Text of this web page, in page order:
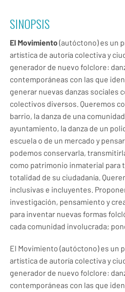
SINOPSIS
El Movimiento(autóctono) es un
artística de autoría colectiva y
generador de nuevo folclore:
contemporáneas con las que
generar nuevas danzas sociales
colectivos diversos. Queremos
barrio, la danza de una
ayuntamiento, la danza de un
escuela o de un mercado y
podemos conservarla,
como patrimonio inmaterial para
totalidad de su ciudadanía.
inclusivas e incluyentes.
investigación, pensamiento y
para inventar nuevas formas
cada comunidad involucrada;
El Movimiento (autóctono) es un
artística de autoría colectiva y
generador de nuevo folclore:
contemporáneas con las que